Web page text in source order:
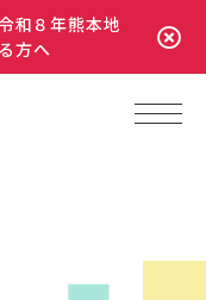
和８年熊本地
方へ